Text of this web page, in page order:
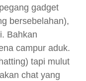
gadget
bersebelahan),
Bahkan
campur aduk.
tapi mulut
chat yang